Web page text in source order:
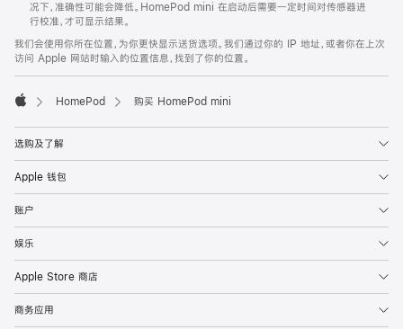
况下，准确性可能会降低。HomePod mini 在启动后需要一定时间对传感器进
行校准，才可显示结果。
我们会使用你所在位置，为你更快显示送货选项。我们通过你的 IP 地址，或者你在上次
访问 Apple 网站时输入的位置信息，找到了你的位置。
HomePod 购买 HomePod mini
选购及了解
Apple 钱包
账户
娱乐
Apple Store 商店
商务应用